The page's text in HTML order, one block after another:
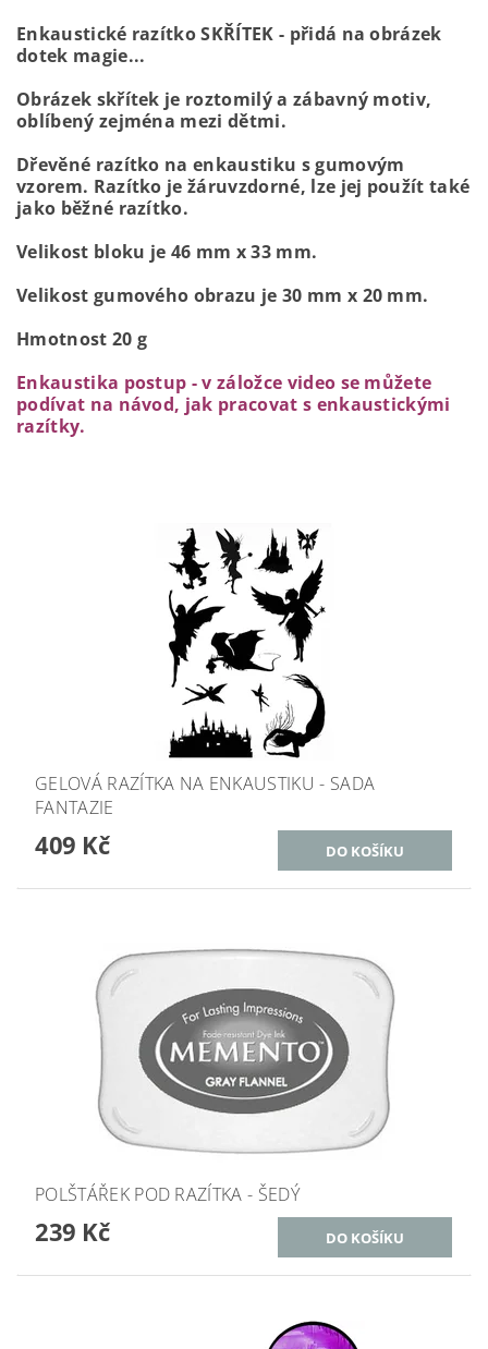
Enkaustické razítko SKŘÍTEK - přidá na obrázek
dotek magie...
Obrázek skřítek je roztomilý a zábavný motiv,
oblíbený zejména mezi dětmi.
Dřevěné razítko na enkaustiku s gumovým
vzorem. Razítko je žáruvzdorné, lze jej použít také
jako běžné razítko.
Velikost bloku je 46 mm x 33 mm.
Velikost gumového obrazu je 30 mm x 20 mm.
Hmotnost 20 g
Enkaustika postup - v záložce video se můžete
podívat na návod, jak pracovat s enkaustickými
razítky.
GELOVÁ RAZÍTKA NA ENKAUSTIKU - SADA
FANTAZIE
409 Kč
POLŠTÁŘEK POD RAZÍTKA - ŠEDÝ
239 Kč